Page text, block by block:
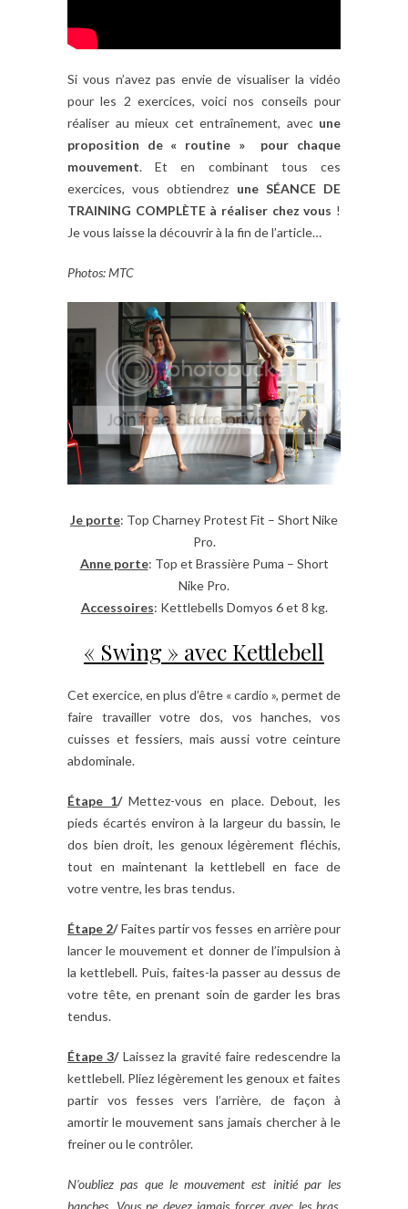
Si vous n’avez pas envie de visualiser la vidéo
pour les 2 exercices, voici nos conseils pour
réaliser au mieux cet entraînement, avec une
proposition de « routine » pour chaque
mouvement. Et en combinant tous ces
exercices, vous obtiendrez une SÉANCE DE
TRAINING COMPLÈTE à réaliser chez vous !
Je vous laisse la découvrir à la fin de l’article…
Photos: MTC
Je porte: Top Charney Protest Fit – Short Nike
Pro.
Anne porte: Top et Brassière Puma – Short
Nike Pro.
Accessoires: Kettlebells Domyos 6 et 8 kg.
« Swing » avec Kettlebell
Cet exercice, en plus d’être « cardio », permet de
faire travailler votre dos, vos hanches, vos
cuisses et fessiers, mais aussi votre ceinture
abdominale.
Étape 1/Mettez-vous en place. Debout, les
pieds écartés environ à la largeur du bassin, le
dos bien droit, les genoux légèrement fléchis,
tout en maintenant la kettlebell en face de
votre ventre, les bras tendus.
Étape 2/Faites partir vos fesses en arrière pour
lancer le mouvement et donner de l’impulsion à
la kettlebell. Puis, faites-la passer au dessus de
votre tête, en prenant soin de garder les bras
tendus.
Étape 3/Laissez la gravité faire redescendre la
kettlebell. Pliez légèrement les genoux et faites
partir vos fesses vers l’arrière, de façon à
amortir le mouvement sans jamais chercher à le
freiner ou le contrôler.
N’oubliez pas que le mouvement est initié par les
hanches. Vous ne devez jamais forcer avec les bras.